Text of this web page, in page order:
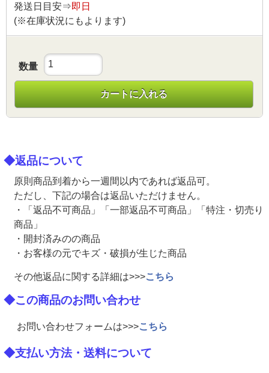
発送日目安⇒即日
(※在庫状況にもよります)
数量
カートに入れる
◆返品について
原則商品到着から一週間以内であれば返品可。
ただし、下記の場合は返品いただけません。
・「返品不可商品」「一部返品不可商品」「特注・切売り
商品」
・開封済みのの商品
・お客様の元でキズ・破損が生じた商品
その他返品に関する詳細は>>>こちら
◆この商品のお問い合わせ
お問い合わせフォームは>>>こちら
◆支払い方法・送料について